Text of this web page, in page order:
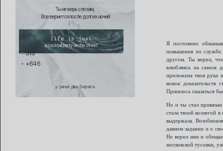
Ты не верь слезам,
Все вернется после долгих ночей
life is just
a cocktail party on the street
516
+646
у реки два берега
Я постоянно
повышения по службе.
другом. Ты верил,
влюбляясь на самом
приложена твоя рука
комок
Пришлось оказаться
Но и ты стал
стала твоей коллегой
выдержала.
давнем задании и о
Не верил мне и
московской тусовки,